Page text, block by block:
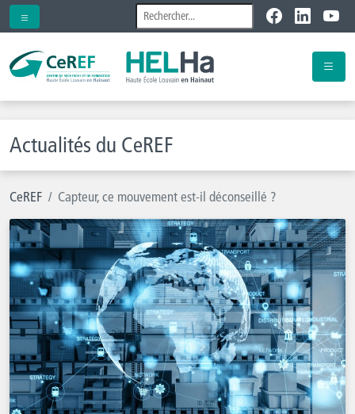
Actualités du CeREF
CeREF Capteur, ce mouvement est-il déconseillé ?